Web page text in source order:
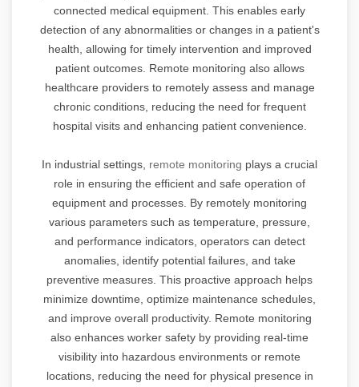
connected medical equipment. This enables early
detection of any abnormalities or changes in a patient's
health, allowing for timely intervention and improved
patient outcomes. Remote monitoring also allows
healthcare providers to remotely assess and manage
chronic conditions, reducing the need for frequent
hospital visits and enhancing patient convenience.
In industrial settings, remote monitoring plays a crucial
role in ensuring the efficient and safe operation of
equipment and processes. By remotely monitoring
various parameters such as temperature, pressure,
and performance indicators, operators can detect
anomalies, identify potential failures, and take
preventive measures. This proactive approach helps
minimize downtime, optimize maintenance schedules,
and improve overall productivity. Remote monitoring
also enhances worker safety by providing real-time
visibility into hazardous environments or remote
locations, reducing the need for physical presence in